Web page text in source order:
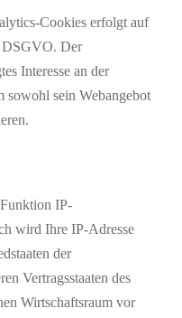
Cookies erfolgt auf
DSGVO. Der
Interesse an der
sowohl sein Webangebot
IP-
wird Ihre IP-Adresse
der
Vertragsstaaten des
Wirtschaftsraum vor